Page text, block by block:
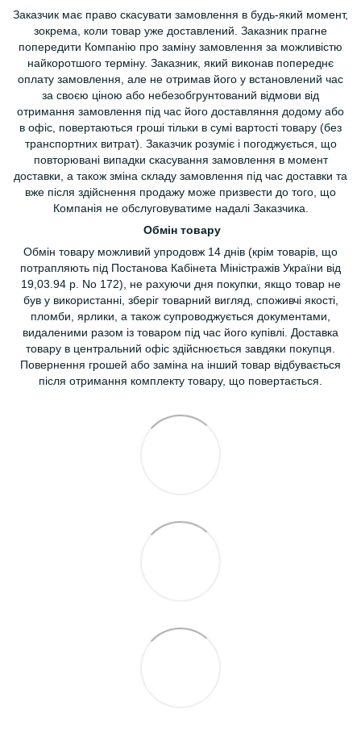
Заказчик має право скасувати замовлення в будь-який момент,
зокрема, коли товар уже доставлений. Заказник прагне
попередити Компанію про заміну замовлення за можливістю
найкоротшого терміну. Заказник, який виконав попереднє
оплату замовлення, але не отримав його у встановлений час
за своєю ціною або небезобгрунтований відмови від
отримання замовлення під час його доставляння додому або
в офіс, повертаються гроші тільки в сумі вартості товару (без
транспортних витрат). Заказчик розуміє і погоджується, що
повторювані випадки скасування замовлення в момент
доставки, а також зміна складу замовлення під час доставки та
вже після здійснення продажу може призвести до того, що
Компанія не обслуговуватиме надалі Заказчика.
Обмін товару
Обмін товару можливий упродовж 14 днів (крім товарів, що
потрапляють під Постанова Кабінета Міністражів України від
19,03.94 р. No 172), не рахуючи дня покупки, якщо товар не
був у використанні, зберіг товарний вигляд, споживчі якості,
пломби, ярлики, а також супроводжується документами,
видаленими разом із товаром під час його купівлі. Доставка
товару в центральний офіс здійснюється завдяки покупця.
Повернення грошей або заміна на інший товар відбувається
після отримання комплекту товару, що повертається.